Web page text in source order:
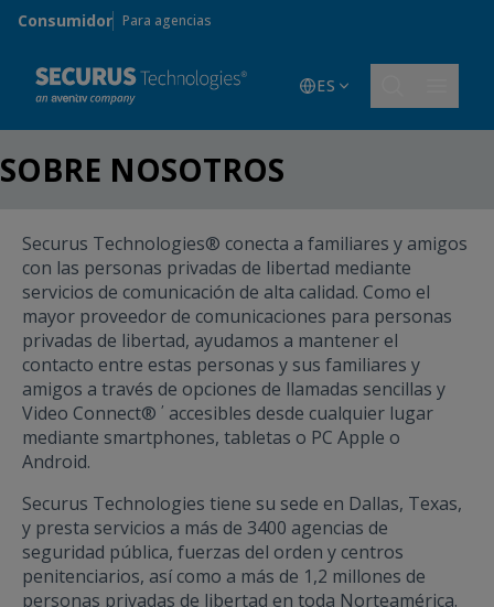
Skip to main content
Consumidor Para agencias
ES
SOBRE NOSOTROS
Securus Technologies® conecta a familiares y amigos
con las personas privadas de libertad mediante
servicios de comunicación de alta calidad. Como el
mayor proveedor de comunicaciones para personas
privadas de libertad, ayudamos a mantener el
contacto entre estas personas y sus familiares y
amigos a través de opciones de llamadas sencillas y
Video Connect® , accesibles desde cualquier lugar
mediante smartphones, tabletas o PC Apple o
Android.
Securus Technologies tiene su sede en Dallas, Texas,
y presta servicios a más de 3400 agencias de
seguridad pública, fuerzas del orden y centros
penitenciarios, así como a más de 1,2 millones de
personas privadas de libertad en toda Norteamérica.